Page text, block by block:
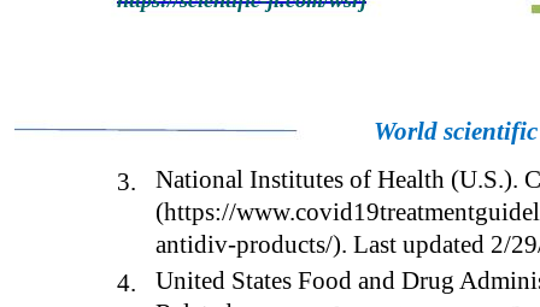
World
3.
National Institutes of Health (U.S.).
(https://
antidiv-products/). Last updated 2/
4.
United States Food and Drug